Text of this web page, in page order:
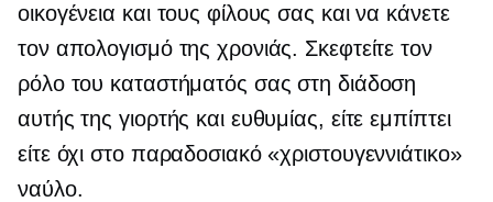
οικογένεια και τους φίλους σας και να κάνετε
τον απολογισμό της χρονιάς. Σκεφτείτε τον
ρόλο του καταστήματός σας στη διάδοση
αυτής της γιορτής και ευθυμίας, είτε εμπίπτει
είτε όχι στο παραδοσιακό «χριστουγεννιάτικο»
ναύλο.